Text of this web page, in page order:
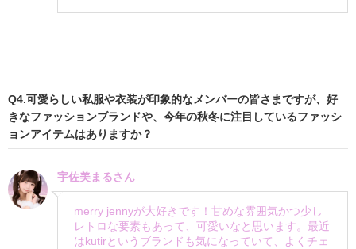
Q4.可愛らしい私服や衣装が印象的なメンバーの皆さまですが、好
きなファッションブランドや、今年の秋冬に注目しているファッシ
ョンアイテムはありますか？
宇佐美まるさん
merry jennyが大好きです！甘めな雰囲気かつ少し
レトロな要素もあって、可愛いなと思います。最近
はkutirというブランドも気になっていて、よくチェ